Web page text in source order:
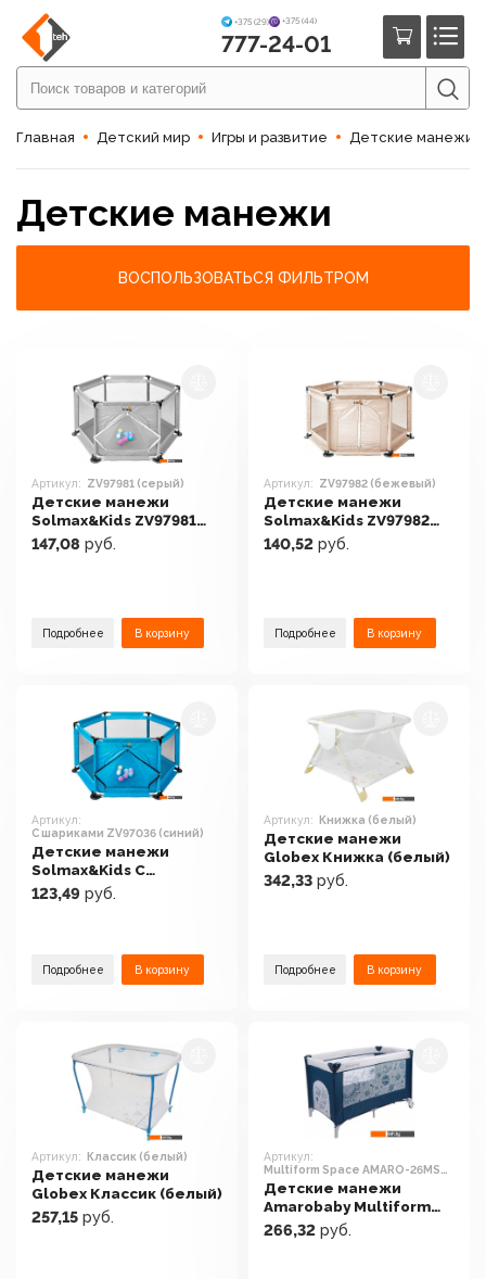
+375 (29) +375 (44)
777-24-01
Главная Детский мир Игры и развитие Детские манежи
Детские манежи
ВОСПОЛЬЗОВАТЬСЯ ФИЛЬТРОМ
Артикул: ZV97981 (серый)
Детские манежи
Solmax&Kids ZV97981
(серый)
147,08 руб.
Подробнее В корзину
Артикул: ZV97982 (бежевый)
Детские манежи
Solmax&Kids ZV97982
(бежевый)
140,52 руб.
Подробнее В корзину
Артикул:
С шариками ZV97036 (синий)
Детские манежи
Solmax&Kids С
шариками ZV97036
(синий)
123,49 руб.
Подробнее В корзину
Артикул: Книжка (белый)
Детские манежи
Globex Книжка (белый)
342,33 руб.
Подробнее В корзину
Артикул: Классик (белый)
Детские манежи
Globex Классик (белый)
257,15 руб.
Артикул:
Multiform Space AMARO-26MSP-
Si (синий)
Детские манежи
Amarobaby Multiform
Space AMARO-26MSP-Si
(синий)
266,32 руб.